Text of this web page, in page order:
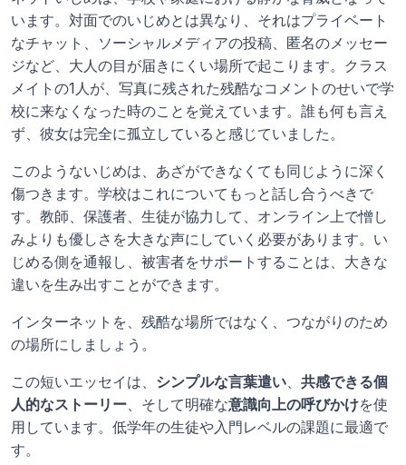
います。対面でのいじめとは異なり、それはプライベート
なチャット、ソーシャルメディアの投稿、匿名のメッセー
ジなど、大人の目が届きにくい場所で起こります。クラス
メイトの1人が、写真に残された残酷なコメントのせいで学
校に来なくなった時のことを覚えています。誰も何も言え
ず、彼女は完全に孤立していると感じていました。
このようないじめは、あざができなくても同じように深く
傷つきます。学校はこれについてもっと話し合うべきで
す。教師、保護者、生徒が協力して、オンライン上で憎し
みよりも優しさを大きな声にしていく必要があります。い
じめる側を通報し、被害者をサポートすることは、大きな
違いを生み出すことができます。
インターネットを、残酷な場所ではなく、つながりのため
の場所にしましょう。
この短いエッセイは、 シンプルな言葉遣い、 共感できる個
人的なストーリー、そして明確な意識向上の呼びかけを使
用しています。低学年の生徒や入門レベルの課題に最適で
す。